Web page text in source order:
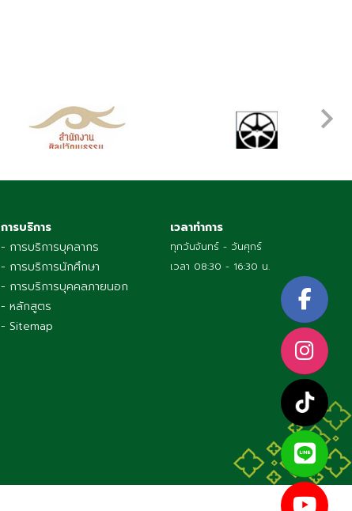
การบริการ
- การบริการบุคลากร
- การบริการนักศึกษา
- การบริการบุคคลภายนอก
- หลักสูตร
- Sitemap
เวลาทำการ
ทุกวันจันทร์ - วันศุกร์
เวลา 08:30 - 16:30 น.